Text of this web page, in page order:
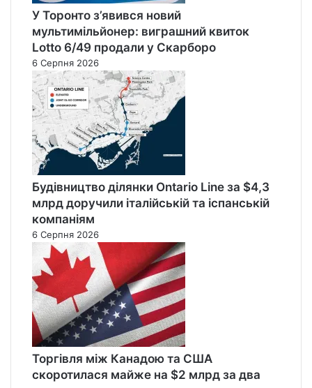
У Торонто з’явився новий
мультимільйонер: виграшний квиток
Lotto 6/49 продали у Скарборо
6 Серпня 2026
Будівництво ділянки Ontario Line за $4,3
млрд доручили італійській та іспанській
компаніям
6 Серпня 2026
Торгівля між Канадою та США
скоротилася майже на $2 млрд за два